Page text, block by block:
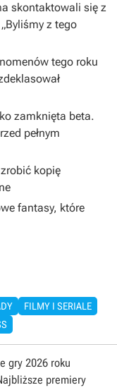
skontaktowali się z
z tego
tego roku
zamknięta beta.
pełnym
kopię
fantasy, które
FILMY I SERIALE
gry 2026 roku
premiery